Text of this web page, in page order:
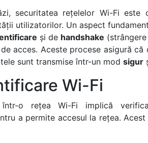
securitatea rețelelor Wi-Fi este
utilizatorilor. Un aspect
și de handshake
acces. Aceste procese asigură că
sunt transmise într-un mod sigur
Wi-Fi
o rețea Wi-Fi implică
a permite accesul la rețea.